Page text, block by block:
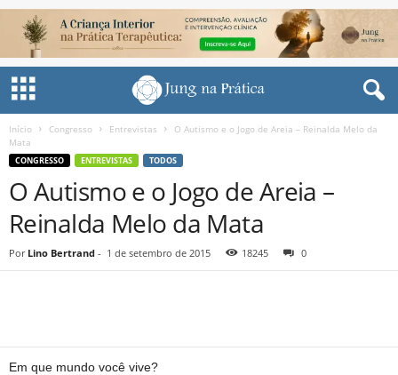
Início Congresso Entrevistas
O Autismo e o Jogo de Areia – Reinalda Melo da
Mata
CONGRESSO ENTREVISTAS TODOS
O Autismo e o Jogo de Areia –
Reinalda Melo da Mata
Por Lino Bertrand - 1 de setembro de 2015 18245 0
Em que mundo você vive?